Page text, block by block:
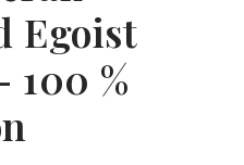
Egoist
100 %